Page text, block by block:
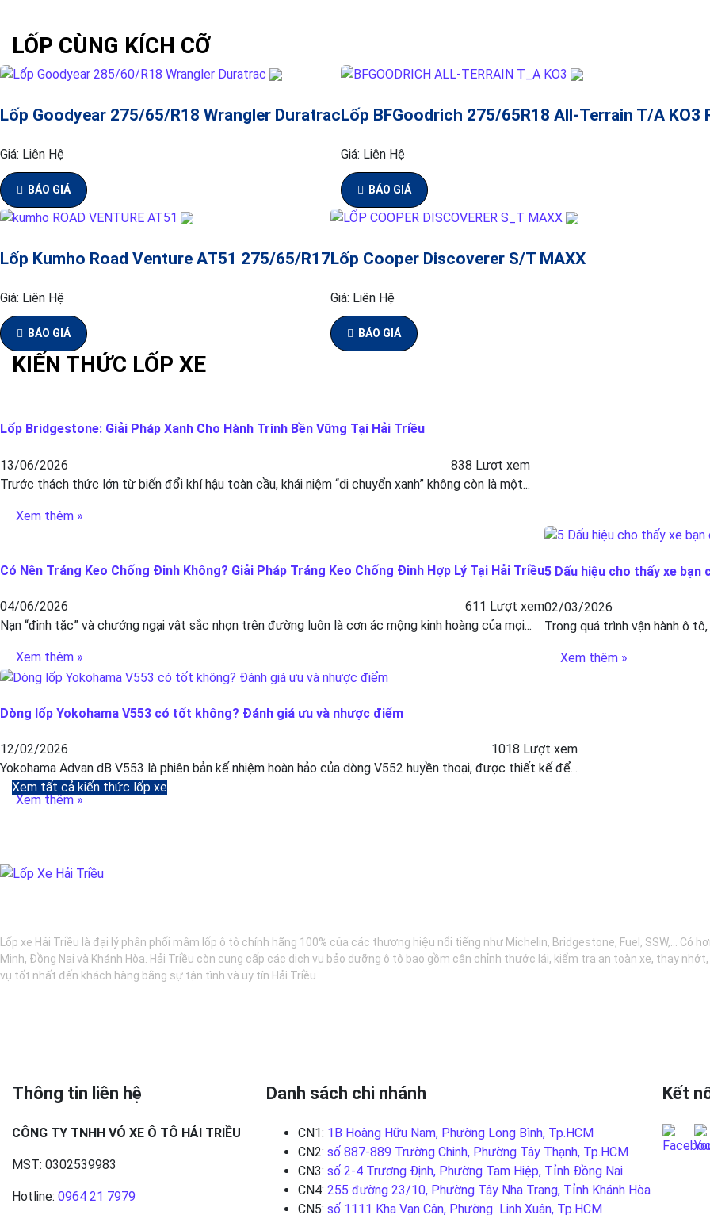
LỐP CÙNG KÍCH CỠ
Lốp Goodyear 275/65/R18 Wrangler Duratrac
Giá: Liên Hệ
BÁO GIÁ
Lốp BFGoodrich 275/65R18 All-Terrain T/A KO3
Giá: Liên Hệ
BÁO GIÁ
Lốp Kumho Road Venture AT51 275/65/R17
Giá: Liên Hệ
BÁO GIÁ
Lốp Cooper Discoverer S/T MAXX
Giá: Liên Hệ
BÁO GIÁ
KIẾN THỨC LỐP XE
Lốp Bridgestone: Giải Pháp Xanh Cho Hành Trình Bền Vững Tại Hải Triều
13/06/2026
838 Lượt xem
Trước thách thức lớn từ biến đổi khí hậu toàn cầu, khái niệm “di chuyển xanh” không còn là một...
Xem thêm »
Có Nên Tráng Keo Chống Đinh Không? Giải Pháp Tráng Keo Chống Đinh Hợp Lý Tại Hải Triều
04/06/2026
611 Lượt xem
Nạn “đinh tặc” và chướng ngại vật sắc nhọn trên đường luôn là cơn ác mộng kinh hoàng của mọi...
Xem thêm »
5 Dấu hiệu cho thấy xe bạn
02/03/2026
Trong quá trình vận hành ô
Xem thêm »
Dòng lốp Yokohama V553 có tốt không? Đánh giá ưu và nhược điểm
12/02/2026
1018 Lượt xem
Yokohama Advan dB V553 là phiên bản kế nhiệm hoàn hảo của dòng V552 huyền thoại, được thiết kế để...
Xem thêm »
Xem tất cả kiến thức lốp xe
Lốp xe Hải Triều là đại lý phân phối mâm lốp ô tô chính hãng 100% của các thương hiệu nổi tiếng như Michelin, Bridgestone, Fuel, SSW,... Có
Minh, Đồng Nai và Khánh Hòa. Hải Triều còn cung cấp các dịch vụ bảo dưỡng ô tô bao gồm cân chỉnh thước lái, kiểm tra an toàn xe, thay
vụ tốt nhất đến khách hàng bằng sự tận tình và uy tín Hải Triều
Thông tin liên hệ
CÔNG TY TNHH VỎ XE Ô TÔ HẢI TRIỀU
MST: 0302539983
Hotline: 0964 21 7979
Danh sách chi nhánh
CN1: 1B Hoàng Hữu Nam, Phường Long Bình, Tp.HCM
CN2: số 887-889 Trường Chinh, Phường Tây Thạnh, Tp.HCM
CN3: số 2-4 Trương Định, Phường Tam Hiệp, Tỉnh Đồng Nai
CN4: 255 đường 23/10, Phường Tây Nha Trang, Tỉnh Khánh Hòa
CN5: số 1111 Kha Vạn Cân, Phường Linh Xuân, Tp.HCM
Kết